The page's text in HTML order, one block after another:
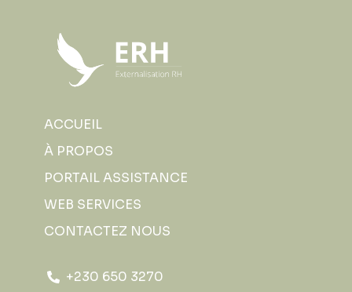
ACCUEIL
À PROPOS
PORTAIL ASSISTANCE
WEB SERVICES
CONTACTEZ NOUS
+230 650 3270